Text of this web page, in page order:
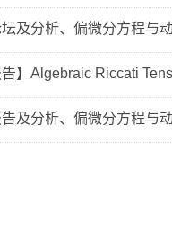
坛及分析、偏微分方程与
告】Algebraic Riccati
告及分析、偏微分方程与